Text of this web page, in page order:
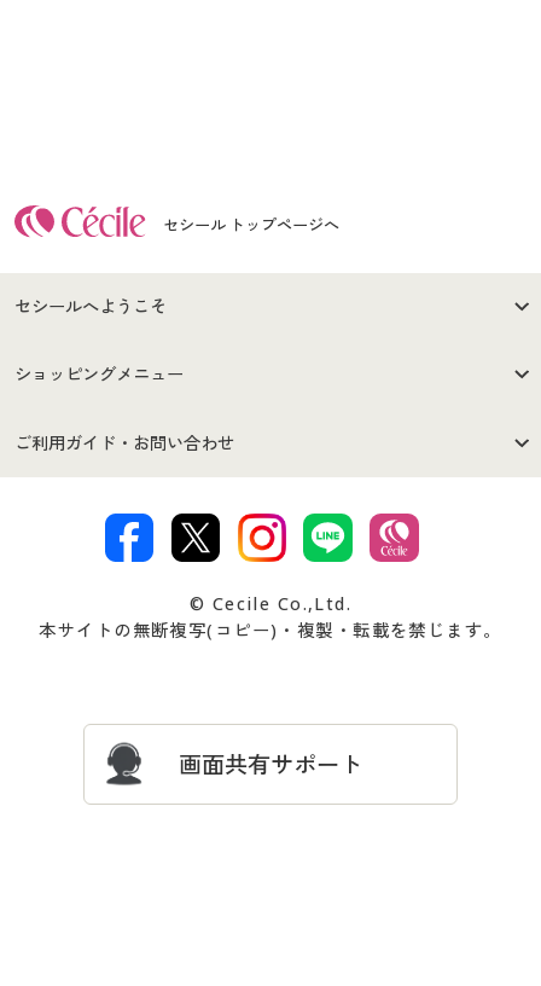
セシール トップページへ
セシールへようこそ
はじめての方へ
セシールご利用規約
著作権・商標について 会社案内
ショッピングメニュー
商品カテゴリ
プレゼント＆キャンペーン サイトマップ
ご利用ガイド・お問い合わせ
交換・返品は お支払は
会員登録・お客様情報変更に
お客様番号・パスワードをお
© Cecile Co.,Ltd.
本サイトの無断複写(コピー)・複製・転載を禁じます。
画面共有サポート